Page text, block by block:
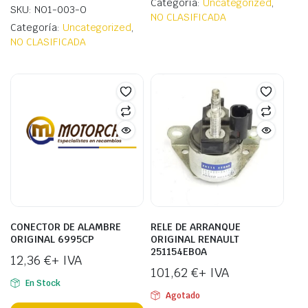
SKU: NO1-003-O
Categoría: Uncategorized,
NO CLASIFICADA
Categoría: Uncategorized,
NO CLASIFICADA
CONECTOR DE ALAMBRE
ORIGINAL 6995CP
12,36 €+ IVA
En Stock
RELE DE ARRANQUE
ORIGINAL RENAULT
251154EB0A
101,62 €+ IVA
Agotado